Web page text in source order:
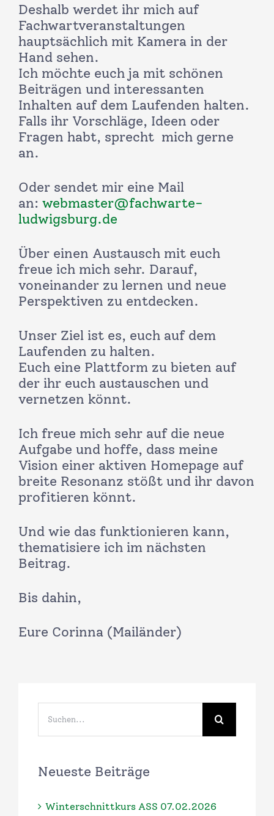
Deshalb werdet ihr mich auf
Fachwartveranstaltungen
hauptsächlich mit Kamera in der
Hand sehen.
Ich möchte euch ja mit schönen
Beiträgen und interessanten
Inhalten auf dem Laufenden halten.
Falls ihr Vorschläge, Ideen oder
Fragen habt, sprecht mich gerne
an.
Oder sendet mir eine Mail
an: webmaster@fachwarte-
ludwigsburg.de
Über einen Austausch mit euch
freue ich mich sehr. Darauf,
voneinander zu lernen und neue
Perspektiven zu entdecken.
Unser Ziel ist es, euch auf dem
Laufenden zu halten.
Euch eine Plattform zu bieten auf
der ihr euch austauschen und
vernetzen könnt.
Ich freue mich sehr auf die neue
Aufgabe und hoffe, dass meine
Vision einer aktiven Homepage auf
breite Resonanz stößt und ihr davon
profitieren könnt.
Und wie das funktionieren kann,
thematisiere ich im nächsten
Beitrag.
Bis dahin,
Eure Corinna (Mailänder)
Neueste Beiträge
Winterschnittkurs ASS 07.02.2026